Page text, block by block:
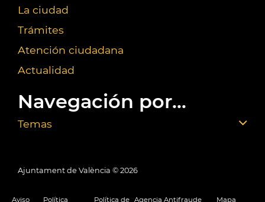
La ciudad
Trámites
Atención ciudadana
Actualidad
Navegación por...
Temas
Ajuntament de València © 2026
Aviso Política Política de Agencia Antifraude Mapa